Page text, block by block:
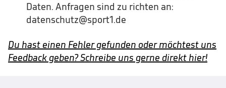
Daten. Anfragen sind zu richten an:
datenschutz@sport1.de
Du hast einen Fehler gefunden oder möchtest uns
Feedback geben? Schreibe uns gerne direkt hier!